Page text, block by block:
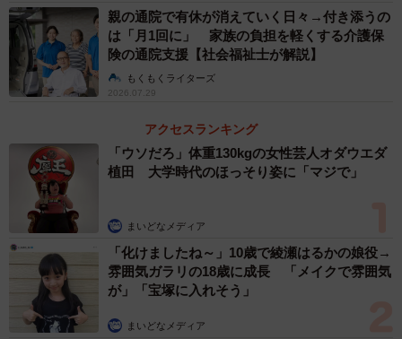
親の通院で有休が消えていく日々→付き添うの
は「月1回に」 家族の負担を軽くする介護保
険の通院支援【社会福祉士が解説】
もくもくライターズ
2026.07.29
アクセスランキング
「ウソだろ」体重130kgの女性芸人オダウエダ
植田 大学時代のほっそり姿に「マジで」
まいどなメディア
「化けましたね～」10歳で綾瀬はるかの娘役→
雰囲気ガラリの18歳に成長 「メイクで雰囲気
が」「宝塚に入れそう」
まいどなメディア